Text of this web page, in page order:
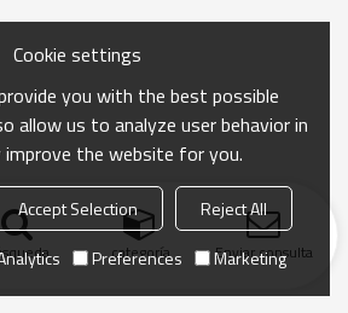
categoría Enviar consulta
Cookie settings
you with the best possible
allow us to analyze user behavior in
the website for you.
Accept Selection
Reject All
Preferences Marketing